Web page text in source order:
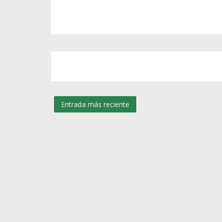
Entrada más reciente